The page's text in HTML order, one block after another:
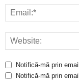
Notifică-mă prin
Notifică-mă prin